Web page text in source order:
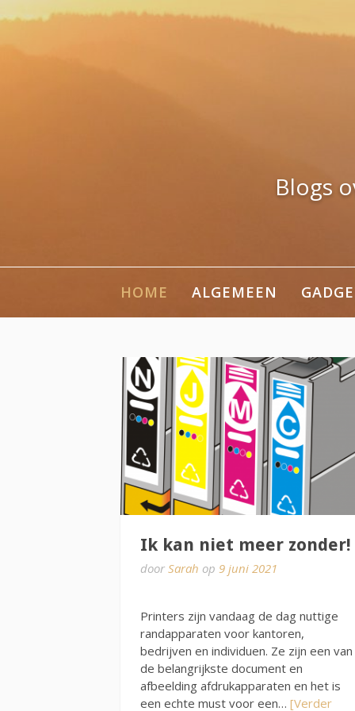
de
Blogs
HOME ALGEMEEN
Ik kan niet meer zonder!
door Sarah op 9 juni 2021
Printers zijn vandaag de dag nuttige
randapparaten voor kantoren,
bedrijven en individuen. Ze zijn een van
de belangrijkste document en
afbeelding afdrukapparaten en het is
een echte must voor een… [Verder